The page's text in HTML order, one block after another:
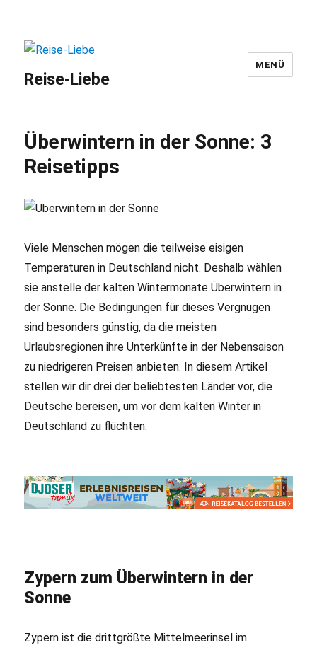
Reise-Liebe
MENÜ
Überwintern in der Sonne: 3
Reisetipps
Viele Menschen mögen die teilweise eisigen
Temperaturen in Deutschland nicht. Deshalb wählen
sie anstelle der kalten Wintermonate Überwintern in
der Sonne. Die Bedingungen für dieses Vergnügen
sind besonders günstig, da die meisten
Urlaubsregionen ihre Unterkünfte in der Nebensaison
zu niedrigeren Preisen anbieten. In diesem Artikel
stellen wir dir drei der beliebtesten Länder vor, die
Deutsche bereisen, um vor dem kalten Winter in
Deutschland zu flüchten.
Zypern zum Überwintern in der
Sonne
Zypern ist die drittgrößte Mittelmeerinsel im